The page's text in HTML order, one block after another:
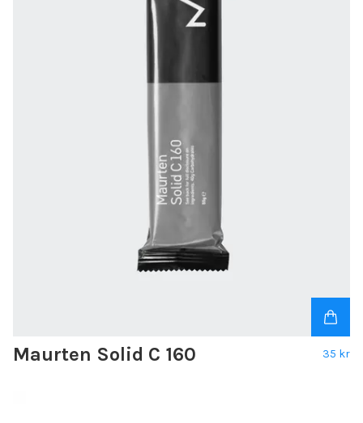
Maurten Solid C 160 35 kr